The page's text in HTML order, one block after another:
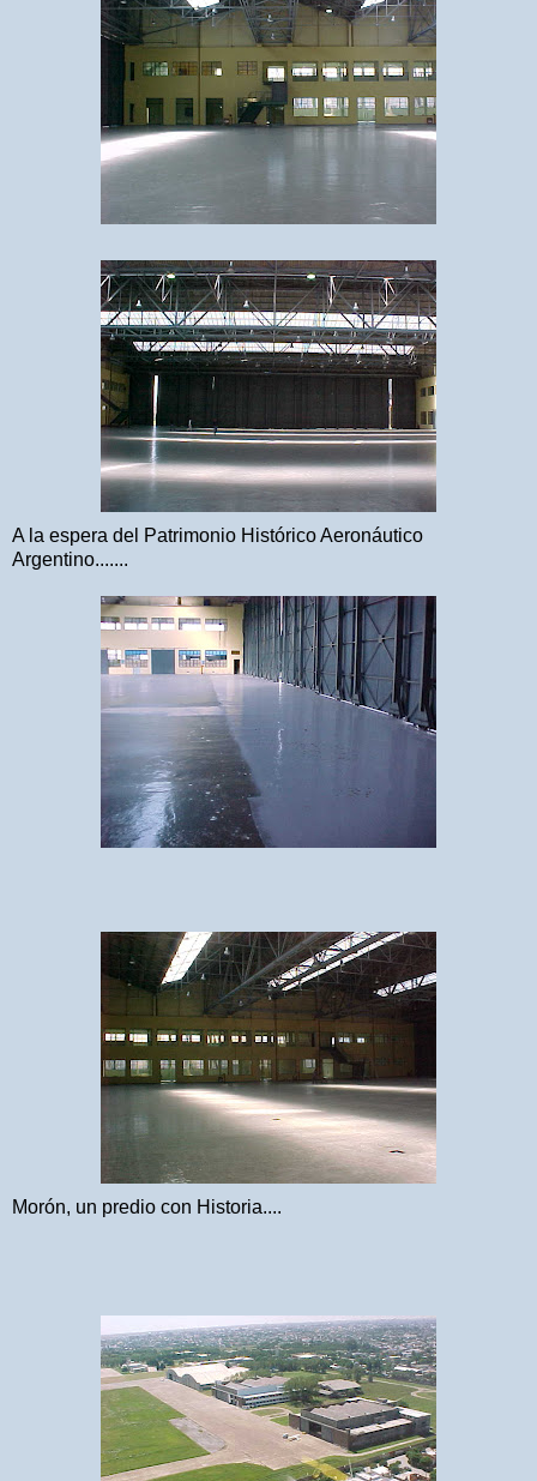
A la espera del Patrimonio Histórico Aeronáutico
Argentino.......
Morón, un predio con Historia....